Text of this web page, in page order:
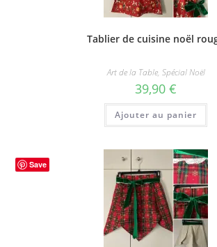
Tablier de cuisine noël
Art de la Table, Spécial Noël
39,90 €
Ajouter au panier
Save